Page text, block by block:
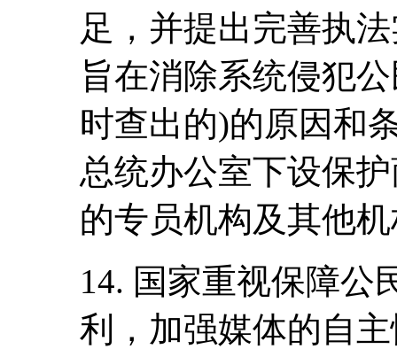
足，并提出完善执
旨在消除系统侵犯
时查出的)的原因和
总统办公室下设保
的专员机构及其他
14. 国家重视保障公
利，加强媒体的自